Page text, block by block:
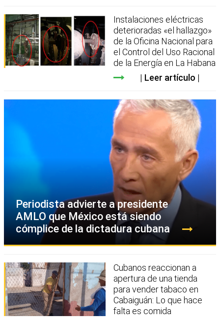
Instalaciones eléctricas
deterioradas «el hallazgo»
de la Oficina Nacional para
el Control del Uso Racional
de la Energía en La Habana
Leer artículo
Periodista advierte a presidente
AMLO que México está siendo
cómplice de la dictadura cubana
Cubanos reaccionan a
apertura de una tienda
para vender tabaco en
Cabaiguán: Lo que hace
falta es comida